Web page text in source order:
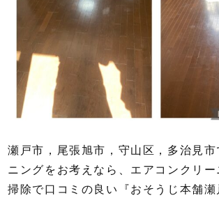
瀬戸市，尾張旭市，守山区，多治見
ニングをお考えなら、エアコンクリー
掃除で口コミの良い『おそうじ本舗